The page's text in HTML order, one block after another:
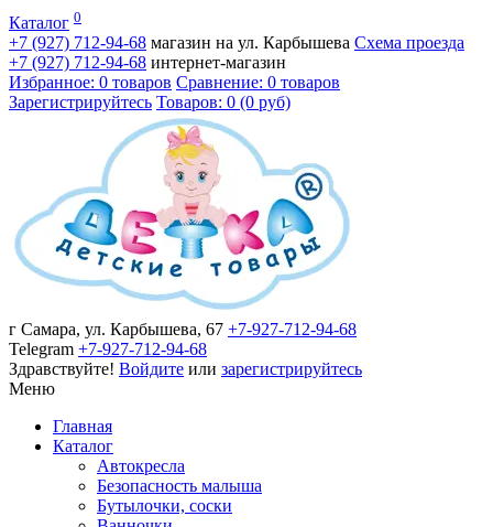
Каталог 0
+7 (927) 712-94-68 магазин на ул. Карбышева Схема проезда
+7 (927) 712-94-68 интернет-магазин
Избранное: 0 товаров Сравнение: 0 товаров
Зарегистрируйтесь Товаров: 0 (0 руб)
г Самара, ул. Карбышева, 67 +7-927-712-94-68
Telegram +7-927-712-94-68
Здравствуйте! Войдите или зарегистрируйтесь
Меню
Главная
Каталог
Автокресла
Безопасность малыша
Бутылочки, соски